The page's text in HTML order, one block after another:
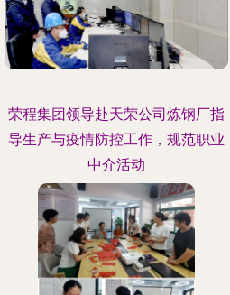
荣程集团领导赴天荣公司炼钢厂指
导生产与疫情防控工作，规范职业
中介活动